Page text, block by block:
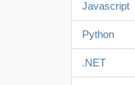
Javascript
Python
.NET